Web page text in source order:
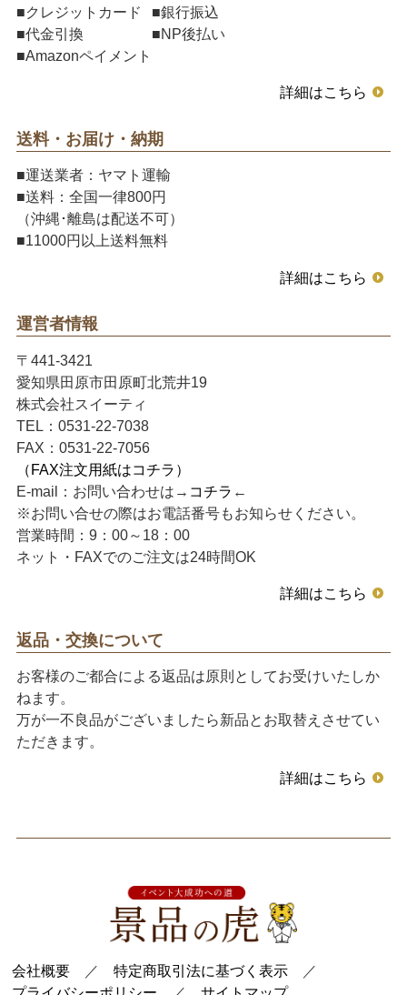
■クレジットカード
■銀行振込
■代金引換
■NP後払い
■Amazonペイメント
詳細はこちら
送料・お届け・納期
■運送業者：ヤマト運輸
■送料：全国一律800円
（沖縄･離島は配送不可）
■11000円以上送料無料
詳細はこちら
運営者情報
〒441-3421
愛知県田原市田原町北荒井19
株式会社スイーティ
TEL：0531-22-7038
FAX：0531-22-7056
（FAX注文用紙はコチラ）
E-mail：お問い合わせは→ コチラ ←
※お問い合せの際はお電話番号もお知らせください。
営業時間：9：00～18：00
ネット・FAXでのご注文は24時間OK
詳細はこちら
返品・交換について
お客様のご都合による返品は原則としてお受けいたしか
ねます。
万が一不良品がございましたら新品とお取替えさせてい
ただきます。
詳細はこちら
会社概要 ／特定商取引法に基づく表示 ／